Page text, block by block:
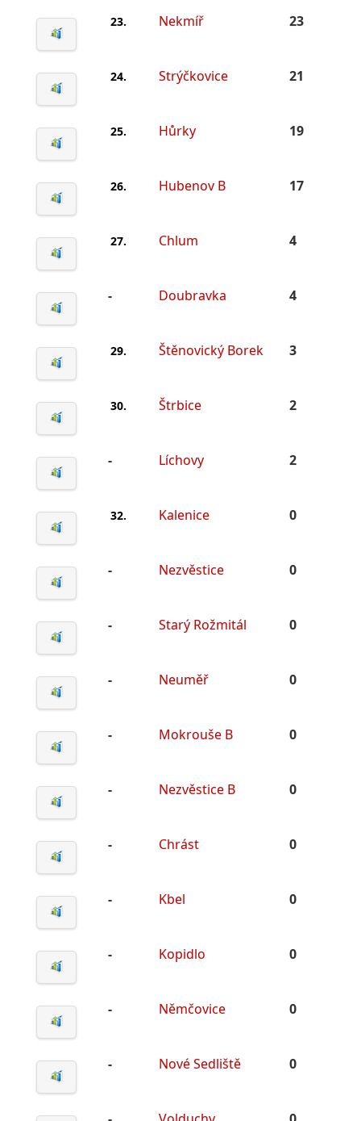
23. Nekmíř 23
24. Strýčkovice 21
25. Hůrky 19
26. Hubenov B 17
27. Chlum 4
- Doubravka 4
29. Štěnovický Borek 3
30. Štrbice 2
- Líchovy 2
32. Kalenice 0
- Nezvěstice 0
- Starý Rožmitál 0
- Neuměř 0
- Mokrouše B 0
- Nezvěstice B 0
- Chrást 0
- Kbel 0
- Kopidlo 0
- Němčovice 0
- Nové Sedliště 0